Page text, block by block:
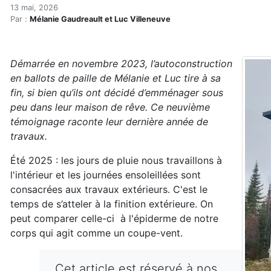
Accueil
Articles
Fabriquer ses propres revêtements, c’est long, mais
Fabriquer ses propres
13 mai, 2026
Par : Mélanie Gaudreault et Luc Villeneuve
Démarrée en novembre 2023, l’autoconstruction
en ballots de paille de Mélanie et Luc tire à sa
fin, si bien qu’ils ont décidé d’emménager sous
peu dans leur maison de rêve. Ce neuvième
témoignage raconte leur dernière année de
travaux.
Été 2025 : les jours de pluie nous travaillons à
l'intérieur et les journées ensoleillées sont
consacrées aux travaux extérieurs. C'est le
temps de s’atteler à la finition extérieure. On
peut comparer celle-ci à l'épiderme de notre
corps qui agit comme un coupe-vent.